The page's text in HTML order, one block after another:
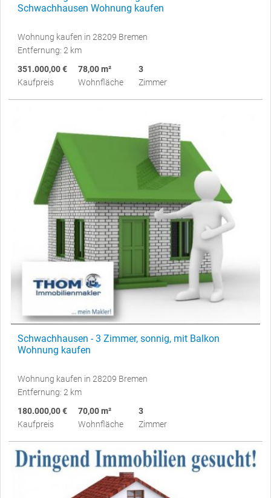
Schwachhausen Wohnung kaufen
Wohnung kaufen in 28209 Bremen
Entfernung: 2 km
351.000,00 €
Kaufpreis
78,00 m²
Wohnfläche
3
Zimmer
Schwachhausen - 3 Zimmer, sonnig, mit Balkon
Wohnung kaufen
Wohnung kaufen in 28209 Bremen
Entfernung: 2 km
180.000,00 €
Kaufpreis
70,00 m²
Wohnfläche
3
Zimmer